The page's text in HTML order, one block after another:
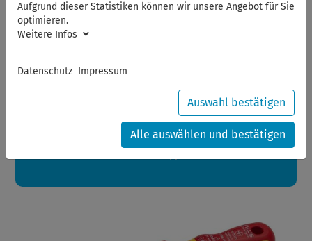
Sommerferien
Sehr geehrte Kunden,
Ihre Bestellungen in diesem Zeitraum werden ab dem
24.08.2026 verschickt.
Eine schöne Sommerpause
Aufgrund dieser Statistiken können wir unsere Angebot für Sie
optimieren.
Weitere Infos
Datenschutz Impressum
Auswahl bestätigen
Alle auswählen und bestätigen